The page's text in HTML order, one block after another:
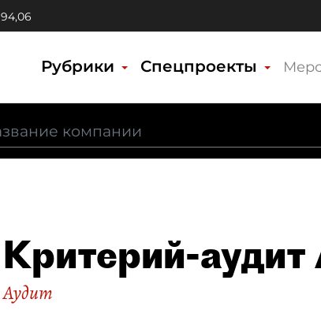
94,06
Рубрики Спецпроекты
Критерий-
Аудит